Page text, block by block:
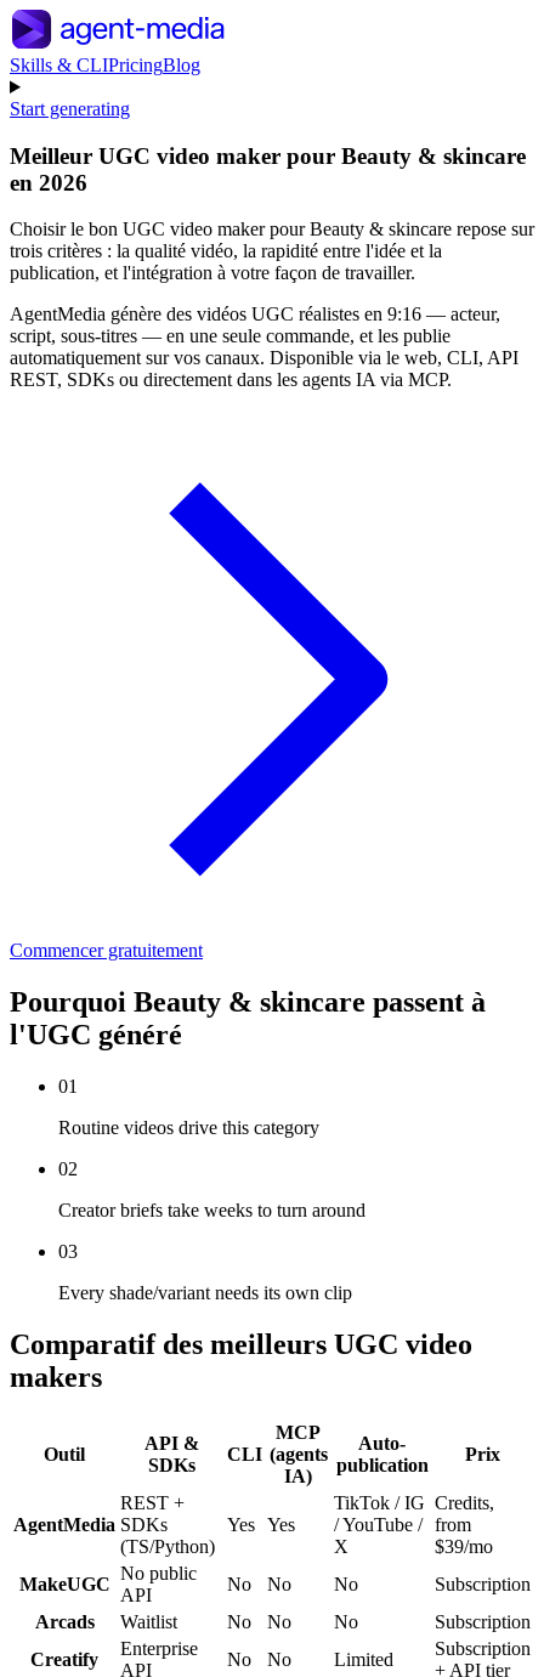
Skills & CLIPricingBlog
Start generating
Meilleur UGC video maker pour Beauty & skincare
en 2026
Choisir le bon UGC video maker pour Beauty & skincare repose sur
trois critères : la qualité vidéo, la rapidité entre l'idée et la
publication, et l'intégration à votre façon de travailler.
AgentMedia génère des vidéos UGC réalistes en 9:16 — acteur,
script, sous-titres — en une seule commande, et les publie
automatiquement sur vos canaux. Disponible via le web, CLI, API
REST, SDKs ou directement dans les agents IA via MCP.
Commencer gratuitement
Pourquoi Beauty & skincare passent à
l'UGC généré
01
Routine videos drive this category
02
Creator briefs take weeks to turn around
03
Every shade/variant needs its own clip
Comparatif des meilleurs UGC video
makers
Outil
API &
SDKs
CLI
MCP
(agents
IA)
Auto-
publication
Prix
AgentMedia
REST +
SDKs
(TS/Python)
Yes Yes
TikTok / IG
/ YouTube /
X
Credits,
from
$39/mo
MakeUGC
No public
API
No No No
Subscription
Arcads
Waitlist No No No
Subscription
Creatify
Enterprise
API
No No Limited
Subscription
+ API tier